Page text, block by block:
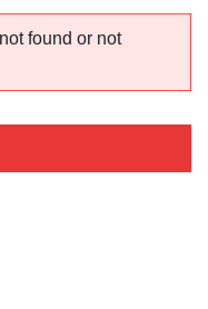
found or not